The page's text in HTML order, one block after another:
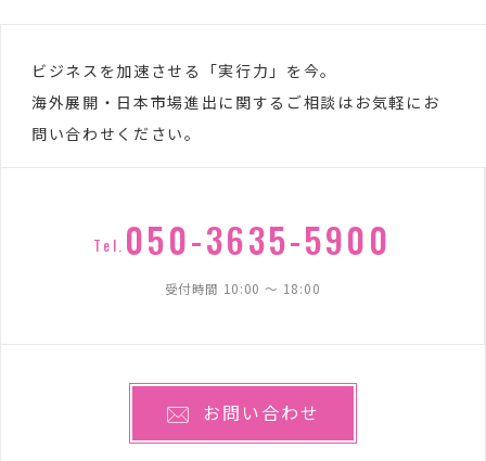
ビジネスを加速させる「実行力」を今。
海外展開・日本市場進出に関するご相談はお気軽にお
問い合わせください。
Tel. 050-3635-5900
受付時間 10:00 〜 18:00
お問い合わせ